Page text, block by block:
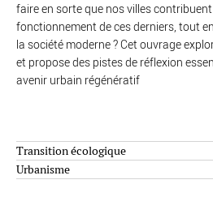
Transition écologique
Urbanisme
faire en sorte que nos villes
fonctionnement de ces derniers, tout
la société moderne ? Cet ouvrage
et propose des pistes de réflexion
avenir urbain régénératif